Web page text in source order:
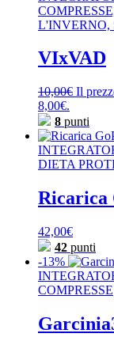
L'INVERNO,
VIxVAD
10,00€ Il
8,00€.
8 punti
DIETA
Ricarica
42,00€
42 punti
-13%
COMPRESSE